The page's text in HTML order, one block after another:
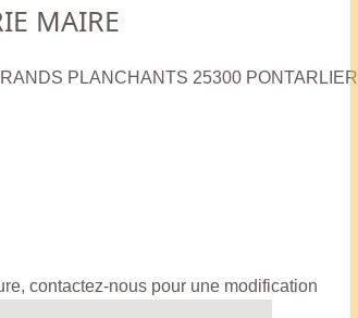
MAIRE
PLANCHANTS 25300 PONTARLIER
contactez-nous pour une modification